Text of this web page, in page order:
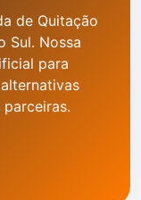
de Quitação
Sul. Nossa
para